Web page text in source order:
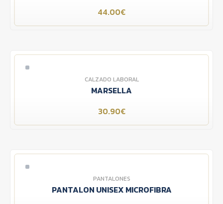
44.00€
CALZADO LABORAL
MARSELLA
30.90€
PANTALONES
PANTALON UNISEX MICROFIBRA